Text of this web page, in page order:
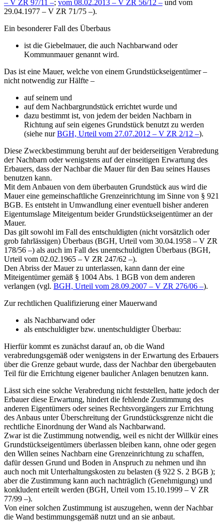
– V ZR 97/11 –; vom 08.02.2013 – V ZR 56/12 – und vom
29.04.1977 – V ZR 71/75 –).
Ein besonderer Fall des Überbaus
ist die Giebelmauer, die auch Nachbarwand oder
Kommunmauer genannt wird.
Das ist eine Mauer, welche von einem Grundstückseigentümer –
nicht notwendig zur Hälfte –
auf seinem und
auf dem Nachbargrundstück errichtet wurde und
dazu bestimmt ist, von jedem der beiden Nachbarn in
Richtung auf sein eigenes Grundstück benutzt zu werden
(siehe nurBGH, Urteil vom 27.07.2012 – V ZR 2/12 –).
Diese Zweckbestimmung beruht auf der beiderseitigen Verabredung
der Nachbarn oder wenigstens auf der einseitigen Erwartung des
Erbauers, dass der Nachbar die Mauer für den Bau seines Hauses
benutzen kann.
Mit dem Anbauen von dem überbauten Grundstück aus wird die
Mauer eine gemeinschaftliche Grenzeinrichtung im Sinne von § 921
BGB. Es entsteht in Umwandlung einer eventuell bisher anderen
Eigentumslage Miteigentum beider Grundstückseigentümer an der
Mauer.
Das gilt sowohl im Fall des entschuldigten (nicht vorsätzlich oder
grob fahrlässigen) Überbaus (BGH, Urteil vom 30.04.1958 – V ZR
178/56 –) als auch im Fall des unentschuldigten Überbaus (BGH,
Urteil vom 02.02.1965 – V ZR 247/62 –).
Den Abriss der Mauer zu unterlassen, kann dann der eine
Miteigentümer gemäß § 1004 Abs. 1 BGB von dem anderen
verlangen (vgl. BGH, Urteil vom 28.09.2007 – V ZR 276/06 –).
Zur rechtlichen Qualifizierung einer Mauerwand
als Nachbarwand oder
als entschuldigter bzw. unentschuldigter Überbau:
Hierfür kommt es zunächst darauf an, ob die Wand
verabredungsgemäß oder wenigstens in der Erwartung des Erbauers
über die Grenze gebaut wurde, dass der Nachbar den übergebauten
Teil für die Errichtung eigener baulicher Anlagen benutzen kann.
Lässt sich eine solche Verabredung nicht feststellen, hatte jedoch der
Erbauer diese Erwartung, hindert die fehlende Zustimmung des
anderen Eigentümers oder seines Rechtsvorgängers zur Errichtung
des Anbaus unter Überschreitung der Grundstücksgrenze nicht die
rechtliche Einordnung der Wand als Nachbarwand.
Zwar ist die Zustimmung notwendig, weil es nicht der Willkür eines
Grundstückseigentümers überlassen bleiben kann, ohne oder gegen
den Willen seines Nachbarn eine Grenzeinrichtung zu schaffen,
dafür dessen Grund und Boden in Anspruch zu nehmen und ihn
auch noch mit Unterhaltungskosten zu belasten (§ 922 S. 2 BGB );
aber die Zustimmung kann auch nachträglich (Genehmigung) und
konkludent erteilt werden (BGH, Urteil vom 15.10.1999 – V ZR
77/99 –).
Von einer solchen Zustimmung ist auszugehen, wenn der Nachbar
die Wand bestimmungsgemäß nutzt und an sie anbaut.